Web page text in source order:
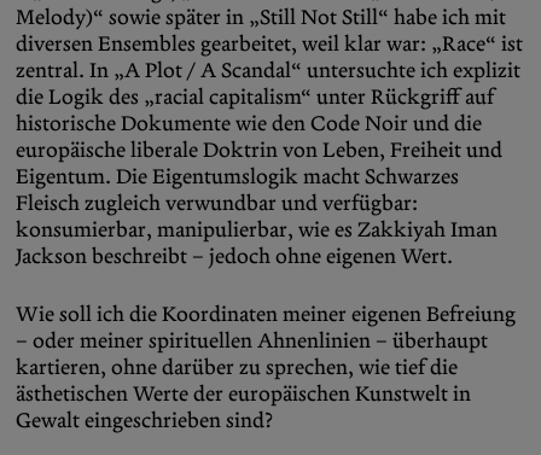
Melody)“ sowie später in „Still Not Still“ habe ich mit
diversen Ensembles gearbeitet, weil klar war: „Race“ ist
zentral. In „A Plot / A Scandal“ untersuchte ich explizit
die Logik des „racial capitalism“ unter Rückgriff auf
historische Dokumente wie den Code Noir und die
europäische liberale Doktrin von Leben, Freiheit und
Eigentum. Die Eigentumslogik macht Schwarzes
Fleisch zugleich verwundbar und verfügbar:
konsumierbar, manipulierbar, wie es Zakkiyah Iman
Jackson beschreibt – jedoch ohne eigenen Wert.
Wie soll ich die Koordinaten meiner eigenen Befreiung
– oder meiner spirituellen Ahnenlinien – überhaupt
kartieren, ohne darüber zu sprechen, wie tief die
ästhetischen Werte der europäischen Kunstwelt in
Gewalt eingeschrieben sind?